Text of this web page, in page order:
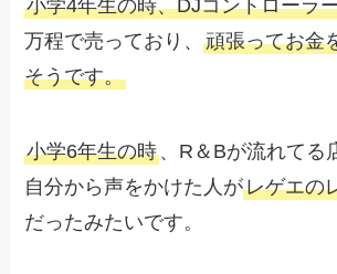
小学4年生の時、DJコントローラ
万程で売っており、頑張ってお金
そうです。
小学6年生の時、R＆Bが流れてる
自分から声をかけた人がレゲエの
だったみたいです。